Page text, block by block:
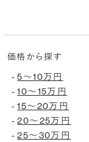
価格から探す
-5〜10万円
-10〜15万円
-15〜20万円
-20〜25万円
-25〜30万円